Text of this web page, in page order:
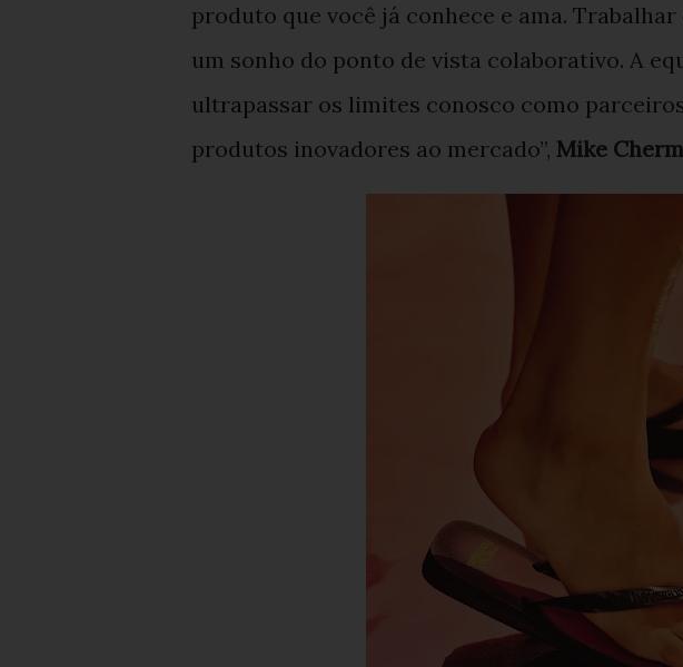
produto que você já conhece e ama.
um sonho do ponto de vista colaborativo. A
ultrapassar os limites conosco como
produtos inovadores ao mercado”, Mike